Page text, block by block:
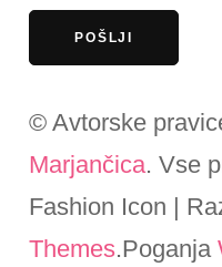
© Avtorske
Marjančica. Vse
Fashion Icon |
Themes.Poganja